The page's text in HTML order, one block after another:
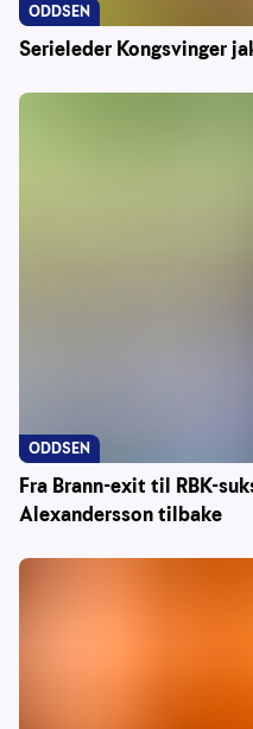
Serieleder Kongsvinger
ODDSEN
Fra Brann-exit til RBK-
Alexandersson tilbake
ODDSEN